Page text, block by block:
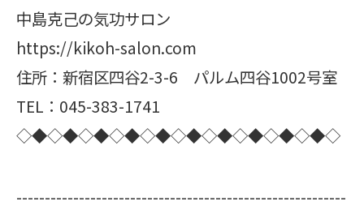
中島克己の気功サロン
https://kikoh-salon.com
住所：新宿区四谷2-3-6 パルム四谷1002号室
TEL：045-383-1741
◇◆◇◆◇◆◇◆◇◆◇◆◇◆◇◆◇◆◇◆◇
----------------------------------------------------------